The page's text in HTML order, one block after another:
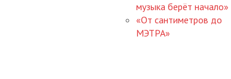
музыка берёт начало»
«От сантиметров до
МЭТРА»